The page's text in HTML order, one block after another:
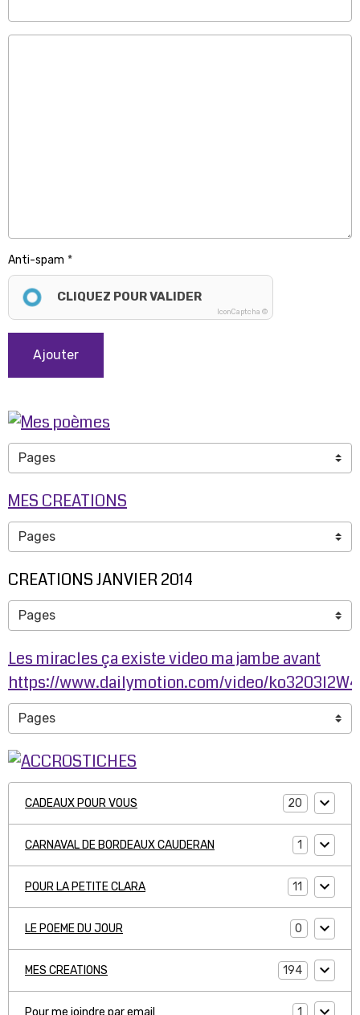
Anti-spam
CLIQUEZ POUR VALIDER
IconCaptcha ©
Ajouter
MES CREATIONS
CREATIONS JANVIER 2014
Les miracles ça existe video ma jambe avant
https://www.dailymotion.com/video/
CADEAUX POUR VOUS 20
CARNAVAL DE BORDEAUX CAUDERAN 1
POUR LA PETITE CLARA 11
LE POEME DU JOUR 0
MES CREATIONS 194
Pour me joindre par email 1